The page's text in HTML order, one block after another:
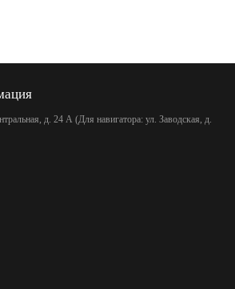
д. 24 А (Для навигатора: ул. Заводская, д.